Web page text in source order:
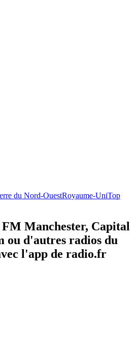
du Nord-OuestRoyaume-UniTop
Manchester, Capital
ou d'autres radios du
l'app de radio.fr